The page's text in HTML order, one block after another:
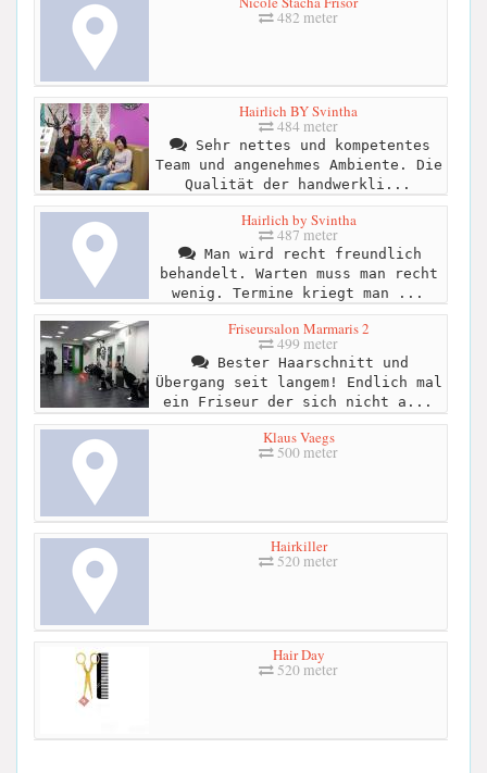
482 meter
Hairlich BY Svintha
484 meter
Sehr nettes und kompetentes
Team und angenehmes Ambiente. Die
Qualität der handwerkli...
Hairlich by Svintha
487 meter
Man wird recht freundlich
behandelt. Warten muss man recht
wenig. Termine kriegt man ...
Friseursalon Marmaris 2
499 meter
Bester Haarschnitt und
Übergang seit langem! Endlich mal
ein Friseur der sich nicht a...
Klaus Vaegs
500 meter
Hairkiller
520 meter
Hair Day
520 meter